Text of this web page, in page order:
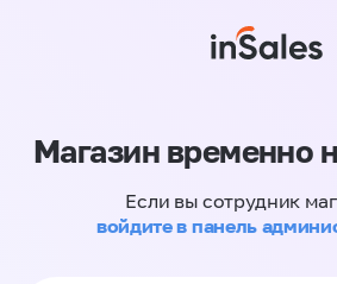
Магазин временно
Если вы сотрудник
войдите в панель